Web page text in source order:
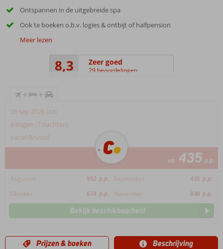
Ontspannen in de uitgebreide spa
Ook te boeken o.b.v. logies & ontbijt of halfpension
Meer lezen
8,3 Zeer goed
29 beoordelingen
+ +
26 sep 2026 (za)
8 dagen (7 nachten)
vanaf Brussel
va 435 p.p.
Augustus 952 p.p. September 435 p.p.
Oktober
674 p.p. November 848 p.p.
Bekijk beschikbaarheid
Prijzen & boeken Beschrijving